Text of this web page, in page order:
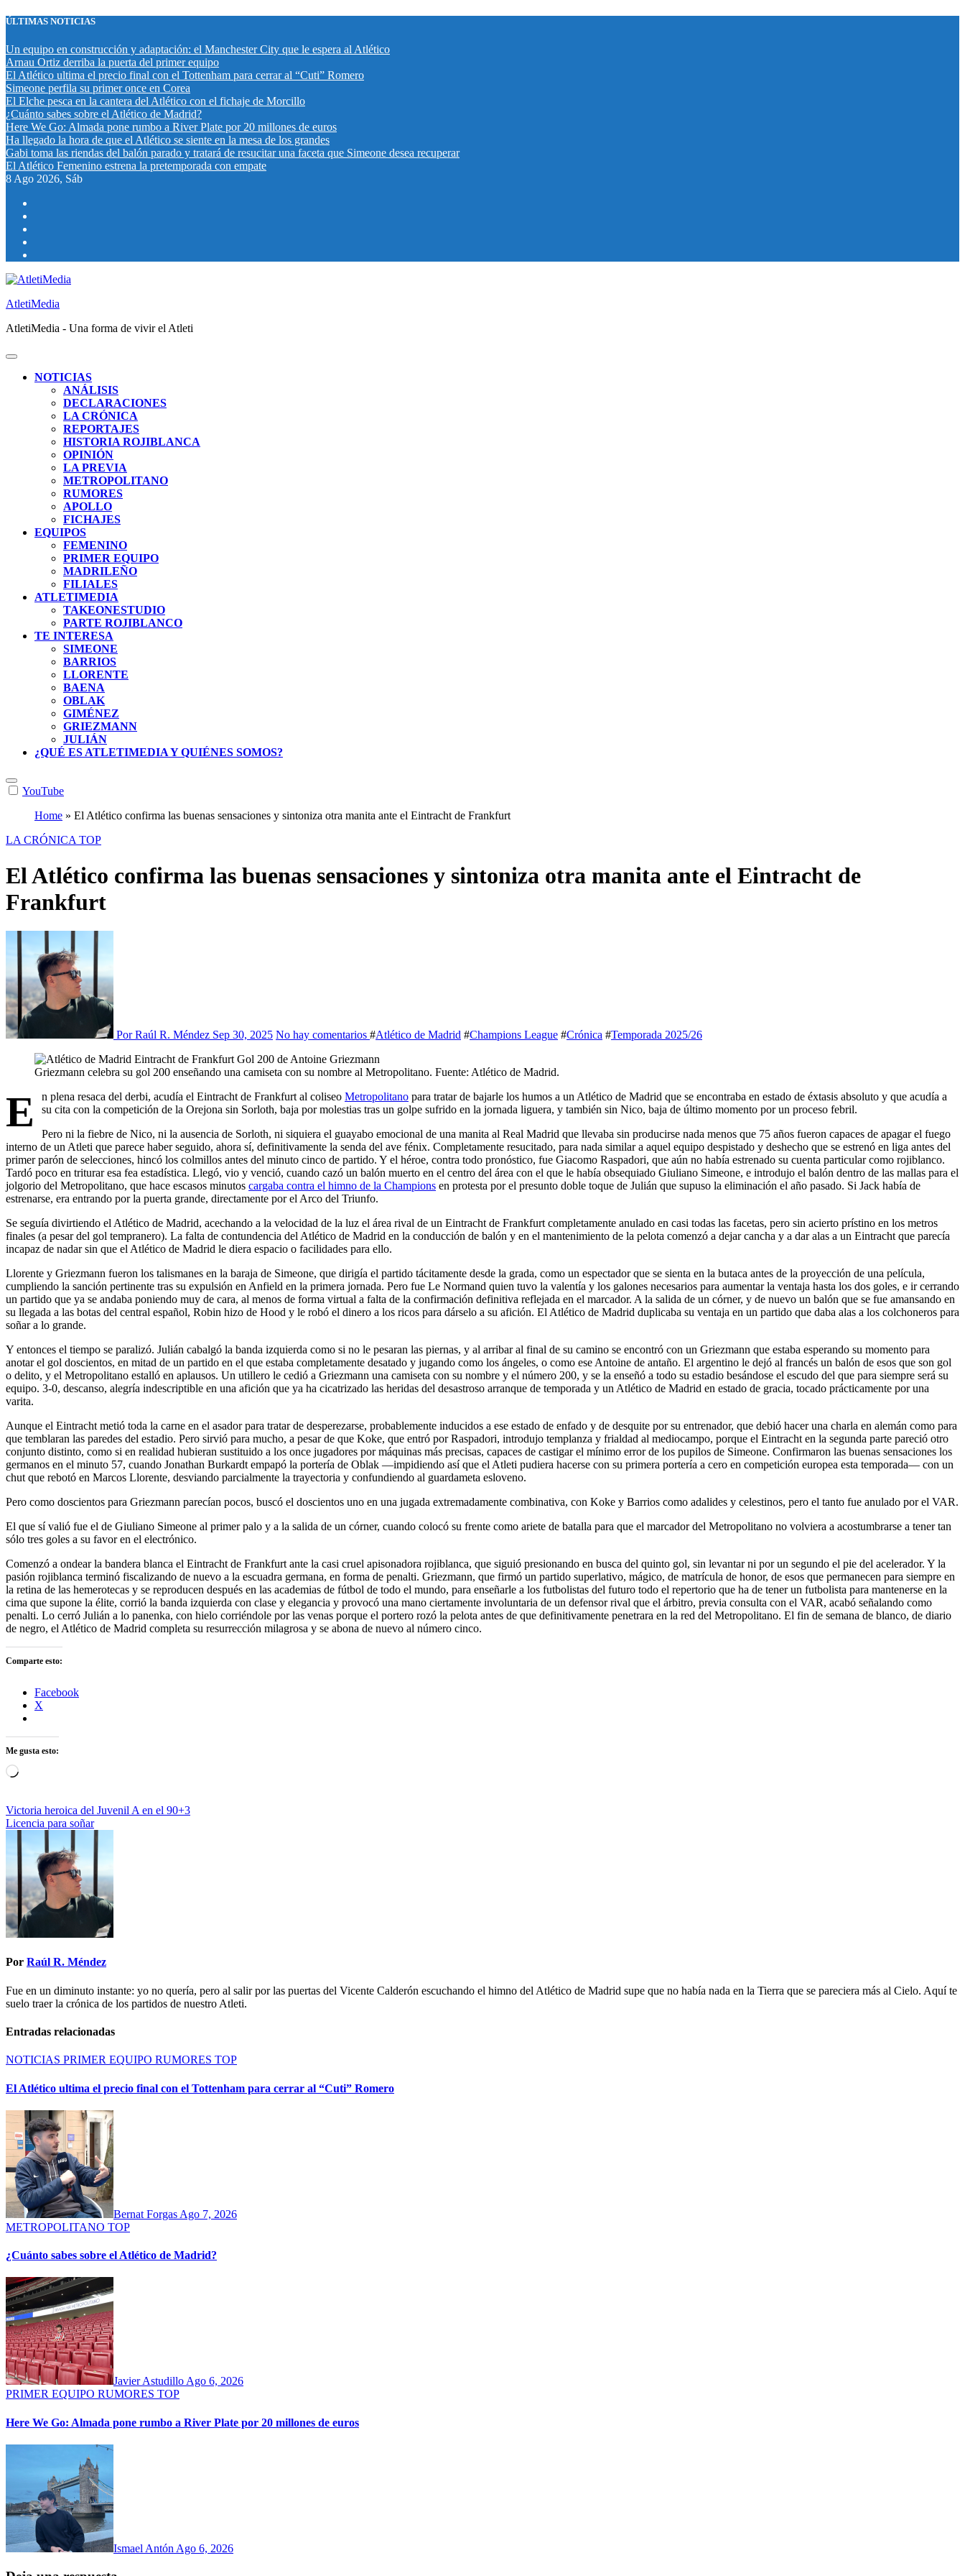
Saltar
contenido
ÚLTIMAS NOTICIAS
Un equipo en construcción y adaptación: el Manchester City que le espera al Atlético
Arnau Ortiz derriba la puerta del primer equipo
El Atlético ultima el precio final con el Tottenham para cerrar al “Cuti” Romero
Simeone perfila su primer once en Corea
El Elche pesca en la cantera del Atlético con el fichaje de Morcillo
¿Cuánto sabes sobre el Atlético de Madrid?
Here We Go: Almada pone rumbo a River Plate por 20 millones de euros
Ha llegado la hora de que el Atlético se siente en la mesa de los grandes
Gabi toma las riendas del balón parado y tratará de resucitar una faceta que Simeone desea recuperar
El Atlético Femenino estrena la pretemporada con empate
8 Ago 2026, Sáb
AtletiMedia
AtletiMedia - Una forma de vivir el Atleti
NOTICIAS
ANÁLISIS
DECLARACIONES
LA CRÓNICA
REPORTAJES
HISTORIA ROJIBLANCA
OPINIÓN
LA PREVIA
METROPOLITANO
RUMORES
APOLLO
FICHAJES
EQUIPOS
FEMENINO
PRIMER EQUIPO
MADRILEÑO
FILIALES
ATLETIMEDIA
TAKEONESTUDIO
PARTE ROJIBLANCO
TE INTERESA
SIMEONE
BARRIOS
LLORENTE
BAENA
OBLAK
GIMÉNEZ
GRIEZMANN
JULIÁN
¿QUÉ ES ATLETIMEDIA Y QUIÉNES SOMOS?
YouTube
Home » El Atlético confirma las buenas sensaciones y sintoniza otra manita ante el Eintracht de Frankfurt
LA CRÓNICA TOP
El Atlético confirma las buenas sensaciones y sintoniza otra manita ante el Eintracht de
Frankfurt
Por Raúl R. Méndez Sep 30, 2025 No hay comentarios #Atlético de Madrid #Champions League #Crónica #Temporada 2025/26
Griezmann celebra su gol 200 enseñando una camiseta con su nombre al Metropolitano. Fuente: Atlético de Madrid.
E n plena resaca del derbi, acudía el Eintracht de Frankfurt al coliseo Metropolitano para tratar de bajarle los humos a un Atlético de Madrid que se encontraba en estado de éxtasis absoluto y que acudía a
su cita con la competición de la Orejona sin Sorloth, baja por molestias tras un golpe sufrido en la jornada liguera, y también sin Nico, baja de último momento por un proceso febril.
Pero ni la fiebre de Nico, ni la ausencia de Sorloth, ni siquiera el guayabo emocional de una manita al Real Madrid que llevaba sin producirse nada menos que 75 años fueron capaces de apagar el fuego
interno de un Atleti que parece haber seguido, ahora sí, definitivamente la senda del ave fénix. Completamente resucitado, para nada similar a aquel equipo despistado y deshecho que se estrenó en liga antes del
primer parón de selecciones, hincó los colmillos antes del minuto cinco de partido. Y el héroe, contra todo pronóstico, fue Giacomo Raspadori, que aún no había estrenado su cuenta particular como rojiblanco.
Tardó poco en triturar esa fea estadística. Llegó, vio y venció, cuando cazó un balón muerto en el centro del área con el que le había obsequiado Giuliano Simeone, e introdujo el balón dentro de las mallas para el
jolgorio del Metropolitano, que hace escasos minutos cargaba contra el himno de la Champions en protesta por el presunto doble toque de Julián que supuso la eliminación el año pasado. Si Jack había de
estrenarse, era entrando por la puerta grande, directamente por el Arco del Triunfo.
Se seguía divirtiendo el Atlético de Madrid, acechando a la velocidad de la luz el área rival de un Eintracht de Frankfurt completamente anulado en casi todas las facetas, pero sin acierto prístino en los metros
finales (a pesar del gol tempranero). La falta de contundencia del Atlético de Madrid en la conducción de balón y en el mantenimiento de la pelota comenzó a dejar cancha y a dar alas a un Eintracht que parecía
incapaz de nadar sin que el Atlético de Madrid le diera espacio o facilidades para ello.
Llorente y Griezmann fueron los talismanes en la baraja de Simeone, que dirigía el partido tácitamente desde la grada, como un espectador que se sienta en la butaca antes de la proyección de una película,
cumpliendo la sanción pertinente tras su expulsión en Anfield en la primera jornada. Pero fue Le Normand quien tuvo la valentía y los galones necesarios para aumentar la ventaja hasta los dos goles, e ir cerrando
un partido que ya se andaba poniendo muy de cara, al menos de forma virtual a falta de la confirmación definitiva reflejada en el marcador. A la salida de un córner, y de nuevo un balón que se fue amansando en
su llegada a las botas del central español, Robin hizo de Hood y le robó el dinero a los ricos para dárselo a su afición. El Atlético de Madrid duplicaba su ventaja en un partido que daba alas a los colchoneros para
soñar a lo grande.
Y entonces el tiempo se paralizó. Julián cabalgó la banda izquierda como si no le pesaran las piernas, y al arribar al final de su camino se encontró con un Griezmann que estaba esperando su momento para
anotar el gol doscientos, en mitad de un partido en el que estaba completamente desatado y jugando como los ángeles, o como ese Antoine de antaño. El argentino le dejó al francés un balón de esos que son gol
o delito, y el Metropolitano estalló en aplausos. Un utillero le cedió a Griezmann una camiseta con su nombre y el número 200, y se la enseñó a todo su estadio besándose el escudo del que para siempre será su
equipo. 3-0, descanso, alegría indescriptible en una afición que ya ha cicatrizado las heridas del desastroso arranque de temporada y un Atlético de Madrid en estado de gracia, tocado prácticamente por una
varita.
Aunque el Eintracht metió toda la carne en el asador para tratar de desperezarse, probablemente inducidos a ese estado de enfado y de desquite por su entrenador, que debió hacer una charla en alemán como para
que temblaran las paredes del estadio. Pero sirvió para mucho, a pesar de que Koke, que entró por Raspadori, introdujo templanza y frialdad al mediocampo, porque el Eintracht en la segunda parte pareció otro
conjunto distinto, como si en realidad hubieran sustituido a los once jugadores por máquinas más precisas, capaces de castigar el mínimo error de los pupilos de Simeone. Confirmaron las buenas sensaciones los
germanos en el minuto 57, cuando Jonathan Burkardt empapó la portería de Oblak —impidiendo así que el Atleti pudiera hacerse con su primera portería a cero en competición europea esta temporada— con un
chut que rebotó en Marcos Llorente, desviando parcialmente la trayectoria y confundiendo al guardameta esloveno.
Pero como doscientos para Griezmann parecían pocos, buscó el doscientos uno en una jugada extremadamente combinativa, con Koke y Barrios como adalides y celestinos, pero el tanto fue anulado por el VAR.
El que sí valió fue el de Giuliano Simeone al primer palo y a la salida de un córner, cuando colocó su frente como ariete de batalla para que el marcador del Metropolitano no volviera a acostumbrarse a tener tan
sólo tres goles a su favor en el electrónico.
Comenzó a ondear la bandera blanca el Eintracht de Frankfurt ante la casi cruel apisonadora rojiblanca, que siguió presionando en busca del quinto gol, sin levantar ni por un segundo el pie del acelerador. Y la
pasión rojiblanca terminó fiscalizando de nuevo a la escuadra germana, en forma de penalti. Griezmann, que firmó un partido superlativo, mágico, de matrícula de honor, de esos que permanecen para siempre en
la retina de las hemerotecas y se reproducen después en las academias de fútbol de todo el mundo, para enseñarle a los futbolistas del futuro todo el repertorio que ha de tener un futbolista para mantenerse en la
cima que supone la élite, corrió la banda izquierda con clase y elegancia y provocó una mano ciertamente involuntaria de un defensor rival que el árbitro, previa consulta con el VAR, acabó señalando como
penalti. Lo cerró Julián a lo panenka, con hielo corriéndole por las venas porque el portero rozó la pelota antes de que definitivamente penetrara en la red del Metropolitano. El fin de semana de blanco, de diario
de negro, el Atlético de Madrid completa su resurrección milagrosa y se abona de nuevo al número cinco.
Comparte esto:
Facebook
X
Me gusta esto:
Cargando...
Navegación
de
entradas
Victoria heroica del Juvenil A en el 90+3
Licencia para soñar
Por Raúl R. Méndez
Fue en un diminuto instante: yo no quería, pero al salir por las puertas del Vicente Calderón escuchando el himno del Atlético de Madrid supe que no había nada en la Tierra que se pareciera más al Cielo. Aquí te
suelo traer la crónica de los partidos de nuestro Atleti.
Entradas relacionadas
NOTICIAS PRIMER EQUIPO RUMORES TOP
El Atlético ultima el precio final con el Tottenham para cerrar al “Cuti” Romero
Bernat Forgas Ago 7, 2026
METROPOLITANO TOP
¿Cuánto sabes sobre el Atlético de Madrid?
Javier Astudillo Ago 6, 2026
PRIMER EQUIPO RUMORES TOP
Here We Go: Almada pone rumbo a River Plate por 20 millones de euros
Ismael Antón Ago 6, 2026